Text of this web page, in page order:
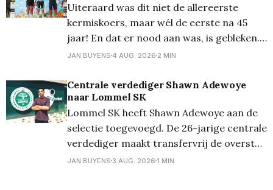
nieuwkomers welkom
Uiteraard was dit niet de allereerste
kermiskoers, maar wél de eerste na 45
jaar! En dat er nood aan was, is gebleken...
Zowat iedere inwoner van Kattenbos was
het een fantastische eerste editie werd!
Winnaar werd Yentl Ruugh, die zijn
medevluchter Ben van Bijnen in
JAN BUYENS 4 AUG. 2026 2 MIN
Centrale verdediger Shawn Adewoye
naar Lommel SK
Lommel SK heeft Shawn Adewoye aan de
selectie toegevoegd. De 26-jarige centrale
verdediger maakt transfervrij de overstap
naar het Soevereinstadion en tekent een
JAN BUYENS 3 AUG. 2026 1 MIN